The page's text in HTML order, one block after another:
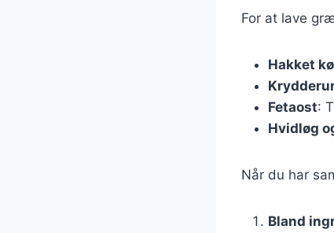
For at lave
Hakket
Fetaost:
Hvidløg
Når du har
Bland